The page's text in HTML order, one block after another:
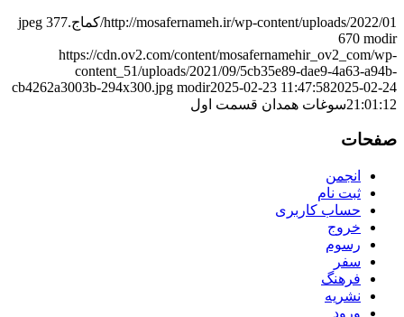
http://mosafernameh.ir/wp-content/uploads/2022/01/کماج.jpeg
377
670 modir
https://cdn.ov2.com/content/mosafernamehir_ov2_com/wp-
content_51/uploads/2021/09/5cb35e89-dae9-4a63-a94b-
cb4262a3003b-294x300.jpg modir2025-02-23 11:47:582025-02-24
21:01:12سوغات همدان قسمت اول
صفحات
انجمن
ثبت نام
حساب کاربری
خروج
رسوم
سفر
فرهنگ
نشریه
ورود